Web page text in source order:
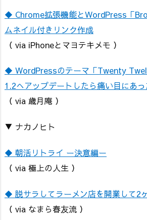
◆ Chrome拡張機能とWordPress「
ムネイル付きリンク作成
（ via iPhoneとマヨテキメモ ）
◆ WordPressのテーマ「Twenty
1.2へアップデートしたら痛い目にあ
（ via 歳月庵 ）
▼ ナカノヒト
◆ 朝活リトライ ー決意編ー
（ via 極上の人生 ）
◆ 脱サラしてラーメン店を開業して2
（ via なまら春友流 ）